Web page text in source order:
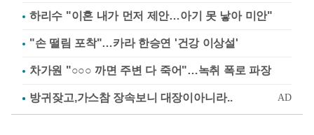
하리수 "이혼 내가 먼저 제안…아기 못 낳아 미안"
"손 떨림 포착"…카라 한승연 '건강 이상설'
차가원 "○○○ 까면 주변 다 죽어"…녹취 폭로 파장